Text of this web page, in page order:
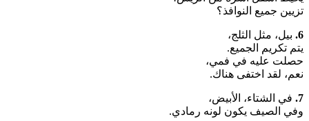
تزيين جميع النوافذ؟
6. بيل، مثل الثلج،
يتم تكريم الجميع.
حصلت عليه في فمي،
نعم، لقد اختفى هناك.
7. في الشتاء، الأبيض،
وفي الصيف يكون لونه رمادي.